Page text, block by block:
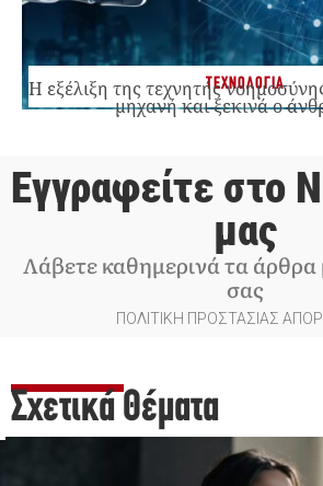
ΤΕΧΝΟΛΟΓΙΑ
Η εξέλιξη της τεχνητής
μηχανή και ξεκινά ο
Εγγραφείτε στο
μας
Λάβετε καθημερινά τα
σας
ΠΟΛΙΤΙΚΗ ΠΡΟΣΤΑΣΙΑΣ
Σχετικά Θέματα